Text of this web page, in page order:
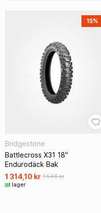
15%
Bridgestone
Battlecross X31 18"
Endurodäck Bak
1 314,10 kr 1 546 kr
I lager